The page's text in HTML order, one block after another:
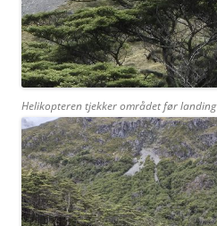
Helikopteren tjekker området før landing